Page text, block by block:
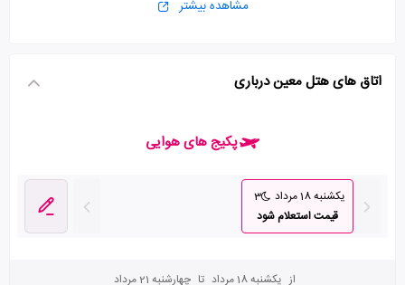
مشاهده بیشتر
اتاق های هتل معین درباری
پکیج های هوایی
یکشنبه 18 مرداد
3
قیمت استعلام شود
از یکشنبه 18 مرداد تا چهارشنبه 21 مرداد